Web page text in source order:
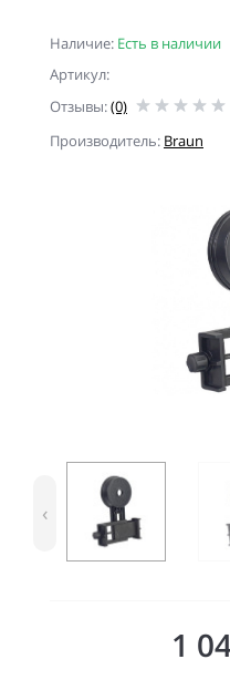
Наличие: Есть в наличии
Артикул:
Отзывы:(0)
Производитель: Braun
‹
1